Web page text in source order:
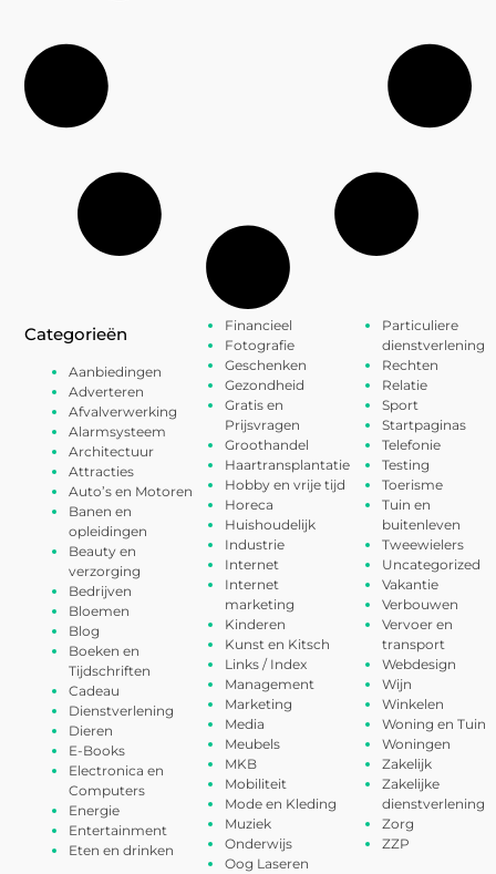
Categorieën
Aanbiedingen
Adverteren
Afvalverwerking
Alarmsysteem
Architectuur
Attracties
Auto’s en Motoren
Banen en
opleidingen
Beauty en
verzorging
Bedrijven
Bloemen
Blog
Boeken en
Tijdschriften
Cadeau
Dienstverlening
Dieren
E-Books
Electronica en
Computers
Energie
Entertainment
Eten en drinken
Financieel
Fotografie
Geschenken
Gezondheid
Gratis en
Prijsvragen
Groothandel
Haartransplantatie
Hobby en vrije tijd
Horeca
Huishoudelijk
Industrie
Internet
Internet
marketing
Kinderen
Kunst en Kitsch
Links / Index
Management
Marketing
Media
Meubels
MKB
Mobiliteit
Mode en Kleding
Muziek
Onderwijs
Oog Laseren
Particuliere
dienstverlening
Rechten
Relatie
Sport
Startpaginas
Telefonie
Testing
Toerisme
Tuin en
buitenleven
Tweewielers
Uncategorized
Vakantie
Verbouwen
Vervoer en
transport
Webdesign
Wijn
Winkelen
Woning en Tuin
Woningen
Zakelijk
Zakelijke
dienstverlening
Zorg
ZZP